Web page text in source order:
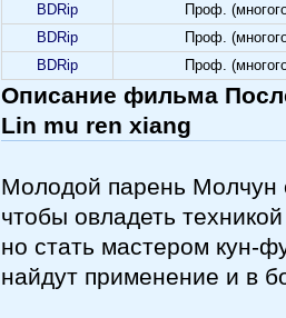
BDRip
Проф.
BDRip
Проф.
BDRip
Проф.
Описание фильма
Lin mu ren xiang
Молодой парень Молчун
чтобы овладеть
но стать мастером кун-
найдут применение и в